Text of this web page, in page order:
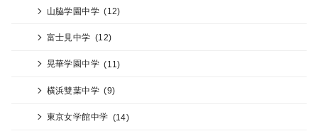
山脇学園中学 (12)
富士見中学 (12)
晃華学園中学 (11)
横浜雙葉中学 (9)
東京女学館中学 (14)